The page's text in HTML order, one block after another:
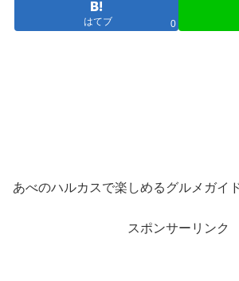
はてブ 0
あべのハルカスで楽しめるグルメガイ
スポンサーリンク